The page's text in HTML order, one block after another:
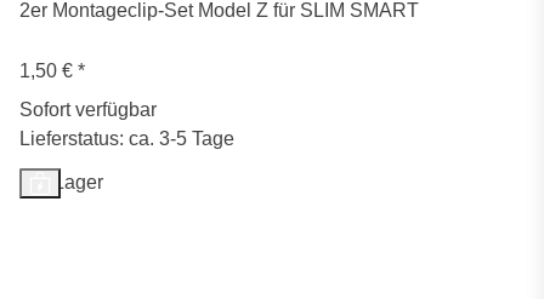
2er Montageclip-Set Model Z für SLIM SMART
1,50 € *
Sofort verfügbar
Lieferstatus: ca. 3-5 Tage
Auf Lager